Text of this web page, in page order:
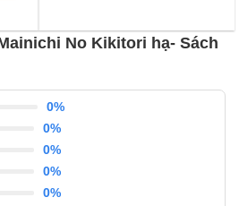
No Kikitori hạ- Sách
0%
0%
0%
0%
0%